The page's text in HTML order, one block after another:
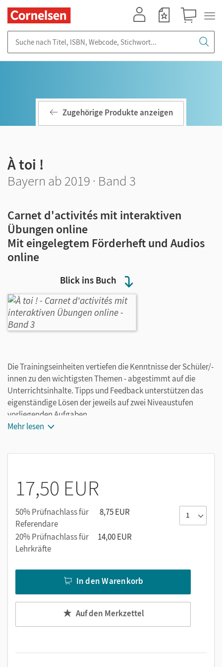
Blick ins Buch
Zugehörige Produkte anzeigen
À toi !
Bayern ab 2019 · Band 3
Carnet d'activités mit interaktiven
Übungen online
Mit eingelegtem Förderheft und Audios
online
Die Trainingseinheiten vertiefen die Kenntnisse der Schüler/-
innen zu den wichtigsten Themen - abgestimmt auf die
Unterrichtsinhalte. Tipps und Feedback unterstützen das
eigenständige Lösen der jeweils auf zwei Niveaustufen
vorliegenden Aufgaben.
Mehr lesen
17,50 EUR
50% Prüfnachlass für
Referendare
8,75 EUR
20% Prüfnachlass für
Lehrkräfte
14,00 EUR
In den Warenkorb
Auf den Merkzettel